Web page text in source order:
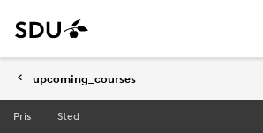
upcoming_courses
Pris Sted